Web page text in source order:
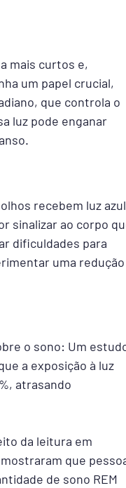
mais curtos e,
um papel crucial,
que controla o
luz pode enganar
recebem luz
sinalizar ao corpo
dificuldades para
uma redução
o sono: Um
a exposição à luz
atrasando
da leitura em
que
de sono REM